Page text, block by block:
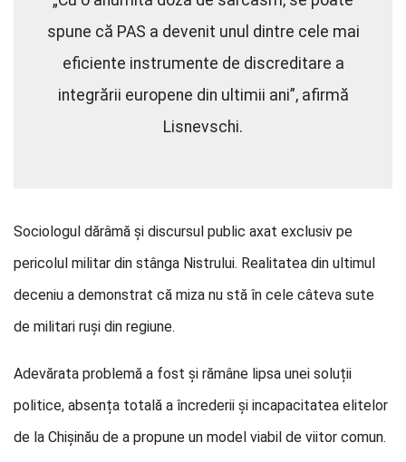
spune că PAS a devenit unul dintre cele mai
eficiente instrumente de discreditare a
integrării europene din ultimii ani”, afirmă
Lisnevschi.
Sociologul dărâmă și discursul public axat exclusiv pe
pericolul militar din stânga Nistrului. Realitatea din ultimul
deceniu a demonstrat că miza nu stă în cele câteva sute
de militari ruși din regiune.
Adevărata problemă a fost și rămâne lipsa unei soluții
politice, absența totală a încrederii și incapacitatea elitelor
de la Chișinău de a propune un model viabil de viitor comun.